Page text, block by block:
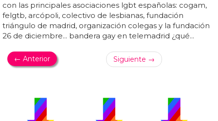
con las principales asociaciones lgbt españolas: cogam,
felgtb, arcópoli, colectivo de lesbianas, fundación
triángulo de madrid, organización colegas y la fundación
26 de diciembre... bandera gay en telemadrid ¿qué...
← Anterior Siguiente →